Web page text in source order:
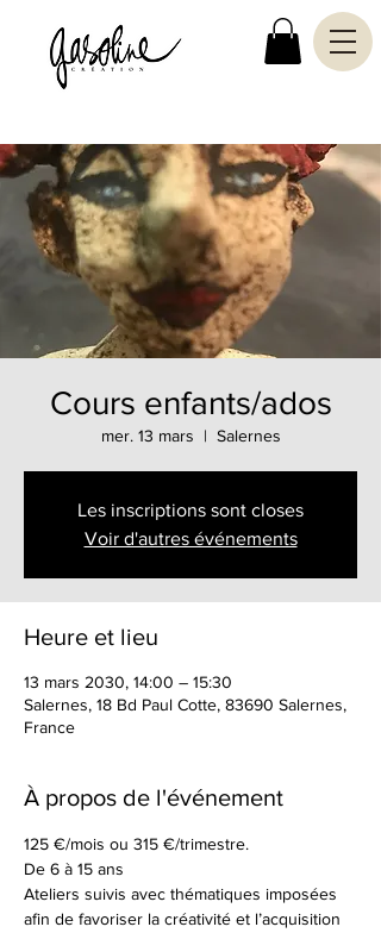
Cours enfants/ados
mer. 13 mars
  |
Salernes
Les inscriptions sont closes
Voir d'autres événements
Heure et lieu
13 mars 2030, 14:00 – 15:30
Salernes, 18 Bd Paul Cotte, 83690 Salernes,
France
À propos de l'événement
125 €/mois ou 315 €/trimestre.
De 6 à 15 ans
Ateliers suivis avec thématiques imposées
afin de favoriser la créativité et l’acquisition